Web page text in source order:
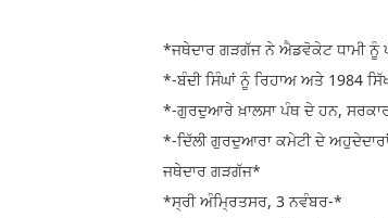
*ਜਥੇਦਾਰ ਗੜਗੱਜ ਨੇ ਐਡਵੋਕੇਟ ਧਾਮੀ ਨੂੰ
*-ਬੰਦੀ ਸਿੰਘਾਂ ਨੂੰ ਰਿਹਾਅ ਅਤੇ 1984
*-ਗੁਰਦੁਆਰੇ ਖ਼ਾਲਸਾ ਪੰਥ ਦੇ ਹਨ,
*-ਦਿੱਲੀ ਗੁਰਦੁਆਰਾ ਕਮੇਟੀ ਦੇ
ਜਥੇਦਾਰ ਗੜਗੱਜ*
*ਸ੍ਰੀ ਅੰਮ੍ਰਿਤਸਰ, 3 ਨਵੰਬਰ-*